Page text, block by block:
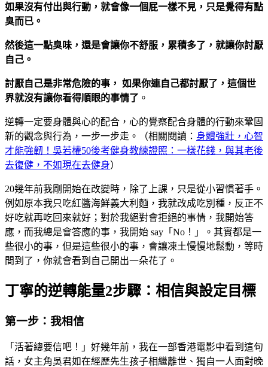
如果沒有付出與行動，就會像一個屁一樣不見，只是覺得有點
臭而已。
然後這一點臭味，還是會讓你不舒服，累積多了，就讓你討厭
自己。
討厭自己是非常危險的事， 如果你連自己都討厭了，這個世
界就沒有讓你看得順眼的事情了 。
逆轉一定要身體與心的配合，心的覺察配合身體的行動來鞏固
新的觀念與行為，一步一步走。（相關閱讀： 身體強壯，心智
才能強韌！吳若權50後考健身教練證照：一樣花錢，與其老後
去復健，不如現在去健身）
20幾年前我剛開始在改變時，除了上課，只是從小習慣著手。
例如原本我只吃紅醬海鮮義大利麵，我就改成吃別種，反正不
好吃就再吃回來就好；對於我絕對會拒絕的事情，我開始答
應，而我總是會答應的事，我開始 say「No！」。其實都是一
些很小的事，但是這些很小的事，會讓凍土慢慢地鬆動，等時
間到了，你就會看到自己開出一朵花了。
丁寧的逆轉能量2步驟：相信與設定目標
第一步：我相信
「活著總要信吧！」好幾年前，我在一部香港電影中看到這句
話，女主角吳君如在經歷先生孩子相繼離世、獨自一人面對晚